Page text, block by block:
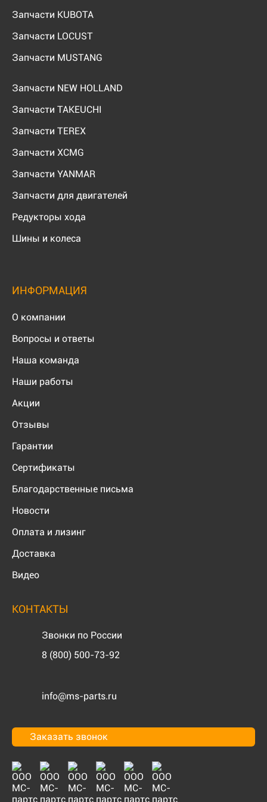
Запчасти KUBOTA
Запчасти LOCUST
Запчасти MUSTANG
Запчасти NEW HOLLAND
Запчасти TAKEUCHI
Запчасти TEREX
Запчасти XCMG
Запчасти YANMAR
Запчасти для двигателей
Редукторы хода
Шины и колеса
ИНФОРМАЦИЯ
О компании
Вопросы и ответы
Наша команда
Наши работы
Акции
Отзывы
Гарантии
Сертификаты
Благодарственные письма
Новости
Оплата и лизинг
Доставка
Видео
КОНТАКТЫ
Звонки по России
8 (800) 500-73-92
info@ms-parts.ru
Заказать звонок